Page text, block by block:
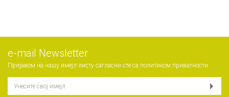
е-mail Newsletter
Пријавом на нашу имејл листу сагласни сте са политиком приватности